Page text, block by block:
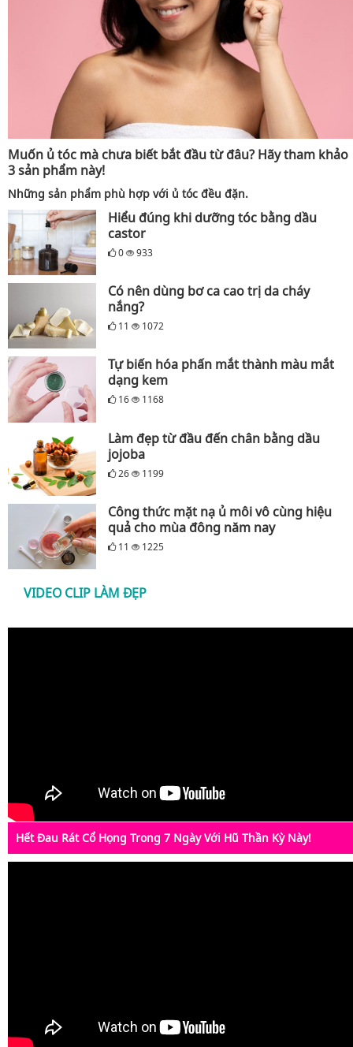
Muốn ủ tóc mà chưa biết bắt đầu từ đâu? Hãy tham khảo
3 sản phẩm này!
Những sản phẩm phù hợp với ủ tóc đều đặn.
Hiểu đúng khi dưỡng tóc bằng dầu
castor
0 933
Có nên dùng bơ ca cao trị da cháy
nắng?
11 1072
Tự biến hóa phấn mắt thành màu mắt
dạng kem
16 1168
Làm đẹp từ đầu đến chân bằng dầu
jojoba
26 1199
Công thức mặt nạ ủ môi vô cùng hiệu
quả cho mùa đông năm nay
11 1225
VIDEO CLIP LÀM ĐẸP
Hết Đau Rát Cổ Họng Trong 7 Ngày Với Hũ Thần Kỳ Này!